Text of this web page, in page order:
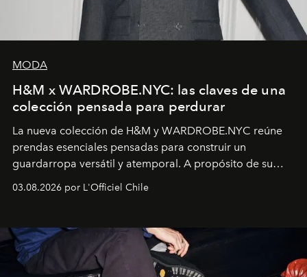
MODA
H&M x WARDROBE.NYC: las claves de una
colección pensada para perdurar
La nueva colección de H&M y WARDROBE.NYC reúne
prendas esenciales pensadas para construir un
guardarropa versátil y atemporal. A propósito de su
lanzamiento, los fundadores de la firma neoyorquina y
la asesora creativa y jefa de diseño global de la marca
y la filosofía detrás de la propuesta.
03.08.2026 por L'Officiel Chile